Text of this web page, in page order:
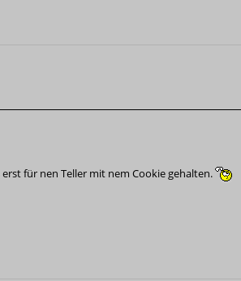
für nen Teller mit nem Cookie gehalten.